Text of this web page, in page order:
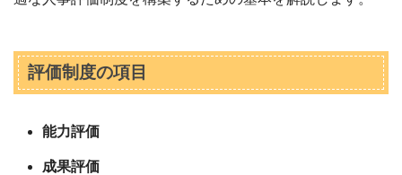
評価制度の項目
能力評価
成果評価